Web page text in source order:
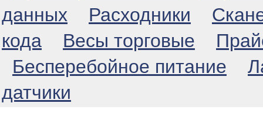
данных
Расходники
кода
Весы торговые
Бесперебойное питание
датчики